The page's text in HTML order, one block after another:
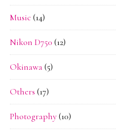
Music (14)
Nikon D750 (12)
Okinawa(5)
Others (17)
Photography(10)